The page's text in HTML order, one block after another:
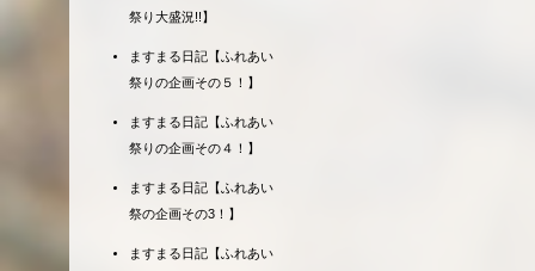
祭り大盛況!!】
ますまる日記【ふれあい
祭りの企画その５！】
ますまる日記【ふれあい
祭りの企画その４！】
ますまる日記【ふれあい
祭の企画その3！】
ますまる日記【ふれあい